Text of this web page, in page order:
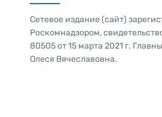
Сетевое издание (сайт)
Роскомнадзором,
80505 от 15 марта 2021 г.
Олеся Вячеславовна.